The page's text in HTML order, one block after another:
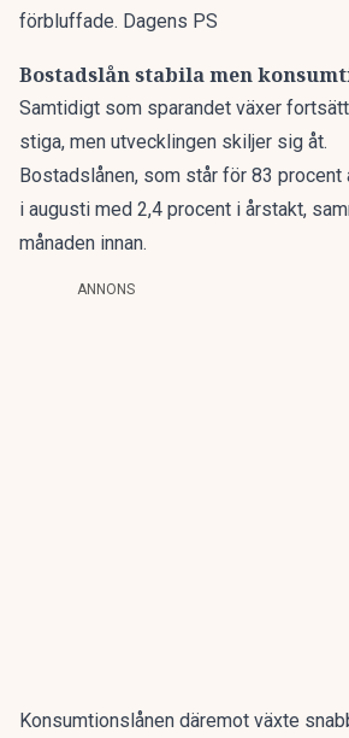
förbluffade. Dagens PS
Bostadslån stabila men
Samtidigt som sparandet växer
stiga, men utvecklingen skiljer sig åt.
Bostadslånen, som står för 83 procent
i augusti med 2,4 procent i årstakt,
månaden innan.
ANNONS
Konsumtionslånen däremot växte